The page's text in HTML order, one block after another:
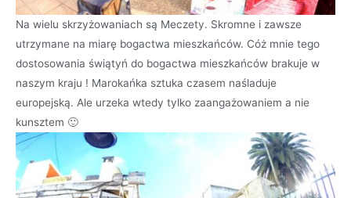
Na wielu skrzyżowaniach są Meczety. Skromne i zawsze
utrzymane na miarę bogactwa mieszkańców. Cóż mnie tego
dostosowania świątyń do bogactwa mieszkańców brakuje w
naszym kraju ! Marokańka sztuka czasem naśladuje
europejską. Ale urzeka wtedy tylko zaangażowaniem a nie
kunsztem 🙂